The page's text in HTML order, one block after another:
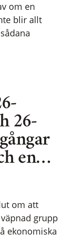
om en
blir allt
26-
en…
om att
grupp
ekonomiska